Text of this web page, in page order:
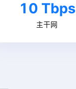
10 Tbps
主干网